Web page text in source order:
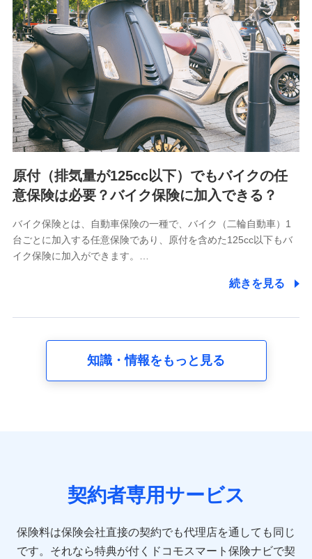
用履歴インターネット利用時の行動に関する情報、アプリケ
ーション利用時の行動に関する情報、購入されたサービスや
商品の名称・購入場所・決済に関する情報、アンケートの回
答に関する情報などが含まれます。
保険関連サービス情報
当社又は株式会社NTTドコモが提供する保険関連サービスに
関して取得し、又は保有する情報。例として、見積請求受付
時、資料請求受付時又はユーザー登録受付時に提供いただい
た情報（氏名、住所、生年月日、性別、保険契約者と被保険
者の関係、保険加入の目的、保険商品の内容、保険料、保険
料のお支払方法、車のメーカーや走行距離などの情報、建物
の構造や築年数などの情報、ペットの種類や年齢など）及び
果情報、メールマガジンを提供した際のメール内容や送信履
歴の情報及び保険の更改案内等を提供した際のメール内容や
送信履歴などの情報）が含まれます。
当社又は株式会社NTTドコモが取得し、又は保有する保険契
約に関する情報。例として、保険契約者及び被保険者の氏
名、住所、生年月日、性別、保険契約者と被保険者の関係、
方法、車のメーカーや走行距離などの情報、建物の構造や築
株式会社NTTドコモ
れらに付帯、関連する当社、株式会社NTTドコモおよび提携
会社のサービスを案内、提供するため
閲覧履歴、購買履歴、ご契約内容等のパーソナルデータを分
析して、お客さまの趣味・嗜好・傾向に応じたサービス・商
品等に関するご提案や広告の配信等を行うことがありま
原付（排気量が125cc以下）でもバイクの任
意保険は必要？バイク保険に加入できる？
バイク保険とは、自動車保険の一種で、バイク（二輪自動車）1
台ごとに加入する任意保険であり、原付を含めた125cc以下もバ
イク保険に加入ができます。…
続きを見る
知識・情報をもっと見る
契約者専用サービス
保険料は保険会社直接の契約でも代理店を通しても同じ
です。 それなら特典が付くドコモスマート保険ナビで契